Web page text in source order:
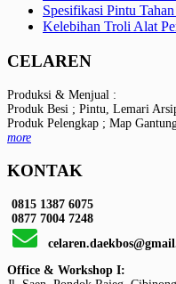
Spesifikasi Pintu
Kelebihan Troli Alat
CELAREN
Produksi & Menjual :
Produk Besi ; Pintu, Lemari
Produk Pelengkap ; Map
more
KONTAK
0815 1387 6075
0877 7004 7248
Office & Workshop I: